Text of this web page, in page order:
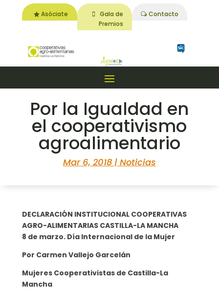
Asóciate
Gala de
Premios
Contacto
Por la Igualdad en
el cooperativismo
agroalimentario
Mar 6, 2018| Noticias
DECLARACIÓN INSTITUCIONAL COOPERATIVAS
AGRO-ALIMENTARIAS CASTILLA-LA MANCHA
8 de marzo. Día Internacional de la Mujer
Por Carmen Vallejo Garcelán
Mujeres Cooperativistas de Castilla-La
Mancha